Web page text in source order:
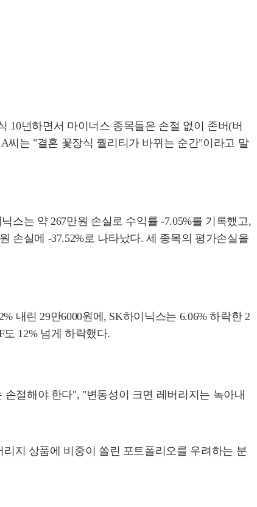
10년하면서 마이너스 종목들은 손절 없이 존버(버
씨는 "결혼 꽃장식 퀄리티가 바뀌는 순간"이라고 말
스는 약 267만원 손실로 수익률 -7.05%를 기록했고,
손실에 -37.52%로 나타났다. 세 종목의 평가손실을
내린 29만6000원에, SK하이닉스는 6.06% 하락한 2
12% 넘게 하락했다.
절해야 한다", "변동성이 크면 레버리지는 녹아내
지 상품에 비중이 쏠린 포트폴리오를 우려하는 분